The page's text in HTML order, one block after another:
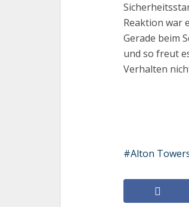
Reaktion war
Gerade beim
und so freut
Verhalten
Alton